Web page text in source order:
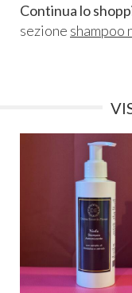
Continua lo
sezione shampoo